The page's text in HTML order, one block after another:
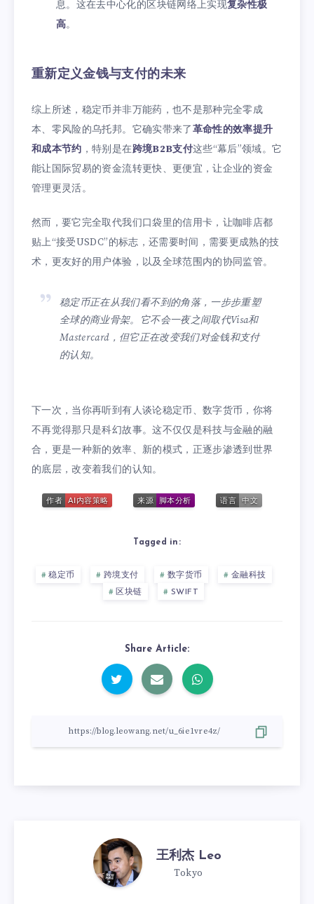
息。这在去中心化的区块链网络上实现复杂性极
高。
重新定义金钱与支付的未来
综上所述，稳定币并非万能药，也不是那种完全零成
本、零风险的乌托邦。它确实带来了革命性的效率提升
和成本节约 ，特别是在跨境B2B支付这些“幕后”领域。它
能让国际贸易的资金流转更快、更便宜，让企业的资金
管理更灵活。
然而，要它完全取代我们口袋里的信用卡，让咖啡店都
贴上“接受USDC”的标志，还需要时间，需要更成熟的技
术，更友好的用户体验，以及全球范围内的协同监管。
稳定币正在从我们看不到的角落，一步步重塑
全球的商业骨架。它不会一夜之间取代Visa和
Mastercard，但它正在改变我们对金钱和支付
的认知。
下一次，当你再听到有人谈论稳定币、数字货币，你将
不再觉得那只是科幻故事。这不仅仅是科技与金融的融
合，更是一种新的效率、新的模式，正逐步渗透到世界
的底层，改变着我们的认知。
Tagged in:
稳定币 跨境支付 数字货币
金融科技
区块链
SWIFT
Share Article:
王利杰 Leo
Tokyo